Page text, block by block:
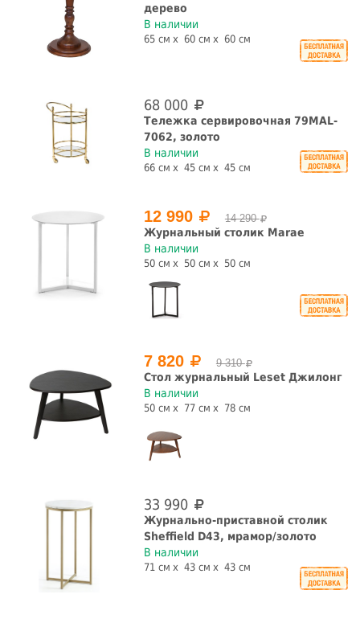
дерево
В наличии
65 см 60 см 60 см
68 000
Тележка сервировочная 79MAL-
7062, золото
В наличии
66 см 45 см 45 см
12 990 14 290
Журнальный столик Marae
В наличии
50 см 50 см 50 см
7 820 9 310
Стол журнальный Leset Джилонг
В наличии
50 см 77 см 78 см
33 990
Журнально-приставной столик
Sheffield D43, мрамор/золото
В наличии
71 см 43 см 43 см